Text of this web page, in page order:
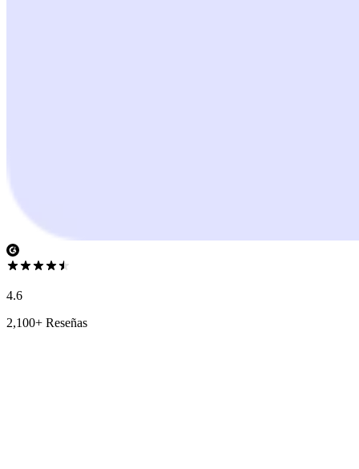
4.6
2,100+ Reseñas